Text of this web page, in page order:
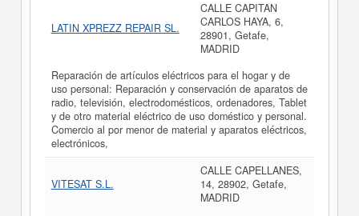
LATIN XPREZZ REPAIR SL.
CALLE CAPITAN
CARLOS HAYA, 6,
28901, Getafe,
MADRID
Reparación de artículos eléctricos para el hogar y de
uso personal: Reparación y conservación de aparatos de
radio, televisión, electrodomésticos, ordenadores, Tablet
y de otro material eléctrico de uso doméstico y personal.
Comercio al por menor de material y aparatos eléctricos,
electrónicos,
VITESAT S.L.
CALLE CAPELLANES,
14, 28902, Getafe,
MADRID